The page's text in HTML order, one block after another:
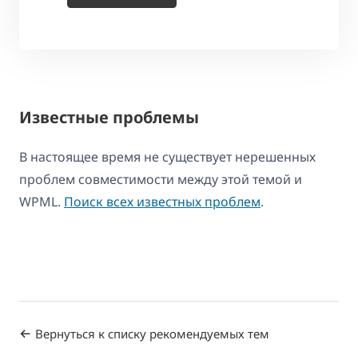
Известные проблемы
В настоящее время не существует нерешенных
проблем совместимости между этой темой и
WPML. Поиск всех известных проблем.
Вернуться к списку рекомендуемых тем